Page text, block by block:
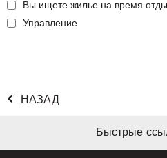
Вы ищете жилье на время
Управление
НАЗАД
Быстрые